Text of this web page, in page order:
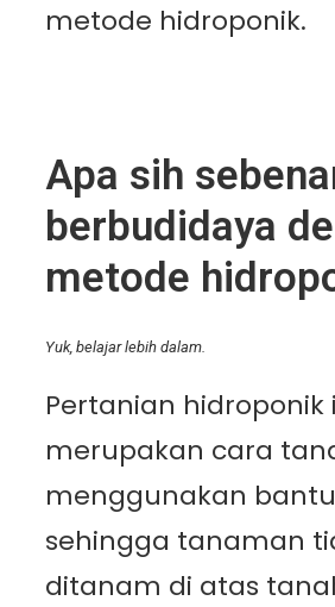
metode hidroponik.
Apa sih
berbudidaya
metode
Yuk, belajar lebih dalam.
Pertanian hidroponik
merupakan cara
menggunakan
sehingga tanaman
ditanam di atas